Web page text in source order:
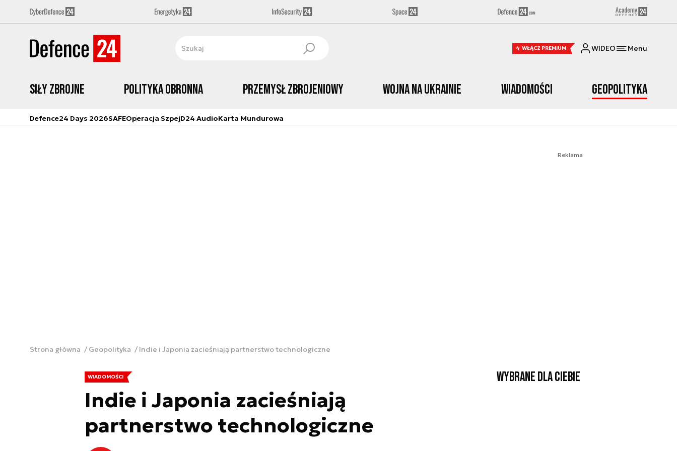
WŁĄCZ PREMIUM WIDEO Menu
Siły zbrojne Polityka obronna Przemysł Zbrojeniowy Wojna na Ukrainie Wiadomości Geopolityka
Defence24 Days 2026SAFEOperacja SzpejD24 AudioKarta Mundurowa
Reklama
Strona główna Geopolityka Indie i Japonia zacieśniają partnerstwo technologiczne
WIADOMOŚCI
Indie i Japonia zacieśniają
partnerstwo technologiczne
Wybrane dla Ciebie